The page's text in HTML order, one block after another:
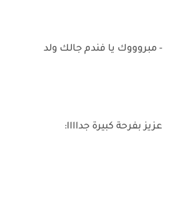
- مبروووك يا فندم جالك ولد
عزيز بفرحة كبيرة جداااا: